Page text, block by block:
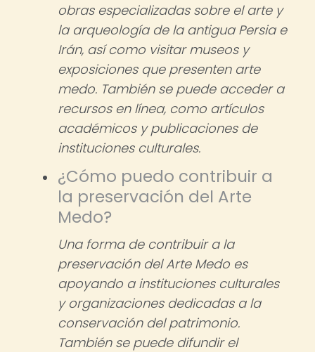
obras especializadas sobre el arte y
la arqueología de la antigua Persia e
Irán, así como visitar museos y
exposiciones que presenten arte
medo. También se puede acceder a
recursos en línea, como artículos
académicos y publicaciones de
instituciones culturales.
¿Cómo puedo contribuir a
la preservación del Arte
Medo?
Una forma de contribuir a la
preservación del Arte Medo es
apoyando a instituciones culturales
y organizaciones dedicadas a la
conservación del patrimonio.
También se puede difundir el